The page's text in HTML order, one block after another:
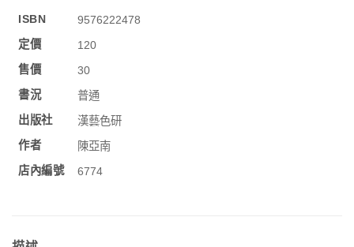
ISBN
9576222478
定價
120
售價
30
書況
普通
出版社
漢藝色研
作者
陳亞南
店內編號
6774